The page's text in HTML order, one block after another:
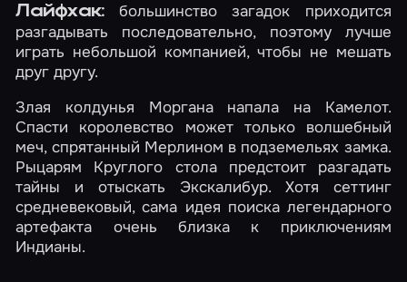
Лайфхак:большинство загадок приходится
разгадывать последовательно, поэтому лучше
играть небольшой компанией, чтобы не мешать
друг другу.
Злая колдунья Моргана напала на Камелот.
Спасти королевство может только волшебный
меч, спрятанный Мерлином в подземельях замка.
Рыцарям Круглого стола предстоит разгадать
тайны и отыскать Экскалибур. Хотя сеттинг
средневековый, сама идея поиска легендарного
артефакта очень близка к приключениям
Индианы.